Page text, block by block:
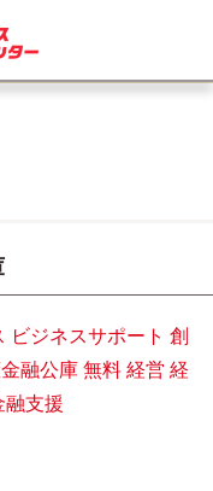
ビジネスサポート 創
融公庫 無料 経営 経
融支援